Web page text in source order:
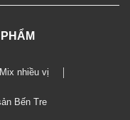
nhiều vị
Bến Tre